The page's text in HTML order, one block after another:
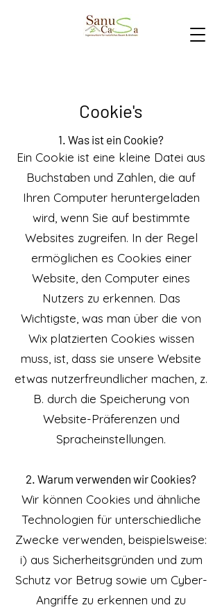
Cookie's
1. Was ist ein Cookie?
Ein Cookie ist eine kleine Datei aus
Buchstaben und Zahlen, die auf
Ihren Computer heruntergeladen
wird, wenn Sie auf bestimmte
Websites zugreifen. In der Regel
ermöglichen es Cookies einer
Website, den Computer eines
Nutzers zu erkennen. Das
Wichtigste, was man über die von
Wix platzierten Cookies wissen
muss, ist, dass sie unsere Website
etwas nutzerfreundlicher machen, z.
B. durch die Speicherung von
Website-Präferenzen und
Spracheinstellungen.
2. Warum verwenden wir Cookies?
Wir können Cookies und ähnliche
Technologien für unterschiedliche
Zwecke verwenden, beispielsweise:
i) aus Sicherheitsgründen und zum
Schutz vor Betrug sowie um Cyber-
Angriffe zu erkennen und zu